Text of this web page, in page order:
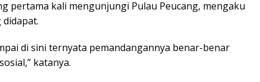
pertama kali mengunjungi Pulau Peucang, mengaku
di sini ternyata pemandangannya benar-benar
katanya.